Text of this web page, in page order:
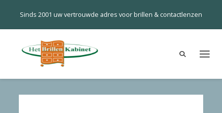
Sinds 2001 uw vertrouwde adres voor brillen & contactlenzen